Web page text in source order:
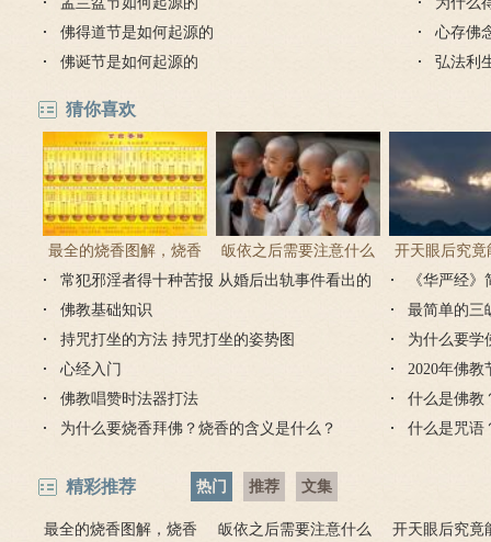
佛得道节是如何起源的
佛诞节是如何起源的
心存佛
弘法利
猜你喜欢
最全的烧香图解，烧香
有何含义与讲究？
皈依之后需要注意什么
吗 皈依佛门后的注意事
开天眼后究竟
么？
常犯邪淫者得十种苦报 从婚后出轨事件看出的
因果报应
《华严经
佛教基础知识
最简单的三
持咒打坐的方法 持咒打坐的姿势图
为什么要学
心经入门
2020年佛教
佛教唱赞时法器打法
什么是佛教
为什么要烧香拜佛？烧香的含义是什么？
什么是咒语
精彩推荐 热门 推荐 文集
最全的烧香图解，烧香
皈依之后需要注意什么
开天眼后究竟